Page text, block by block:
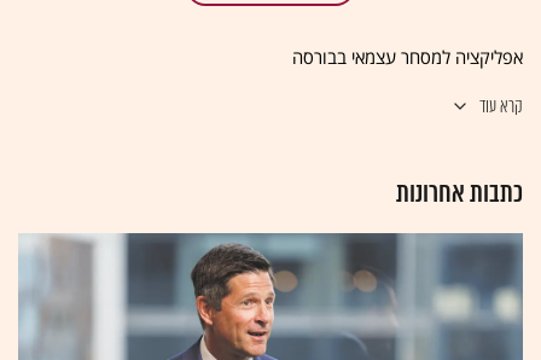
אפליקציה למסחר עצמאי בבורסה
קרא עוד
כתבות אחרונות